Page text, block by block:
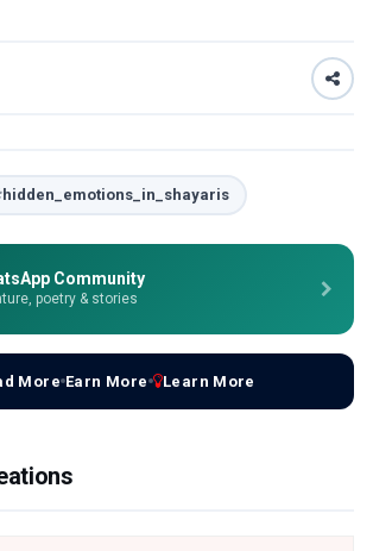
hidden_emotions_in_shayaris
Community
poetry & stories
More Earn More Learn More